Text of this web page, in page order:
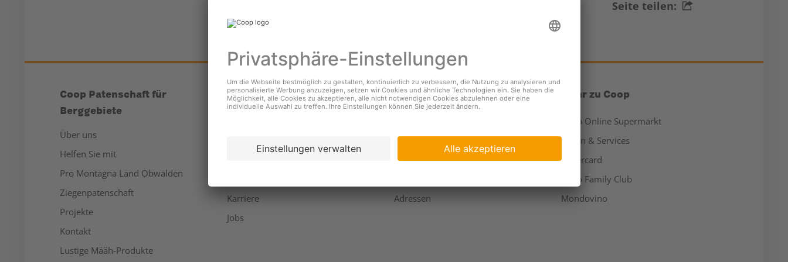
Seite teilen:
Coop Patenschaft für
Berggebiete
Über uns
Helfen Sie mit
Pro Montagna Land Obwalden
Ziegenpatenschaft
Projekte
Kontakt
Lustige Määh-Produkte
Unternehmen
Karriere
Jobs
Services
Coopzeitung
Kundendienst
Adressen
Mehr zu Coop
Coop Online Supermarkt
Läden & Services
Supercard
Hello Family Club
Mondovino